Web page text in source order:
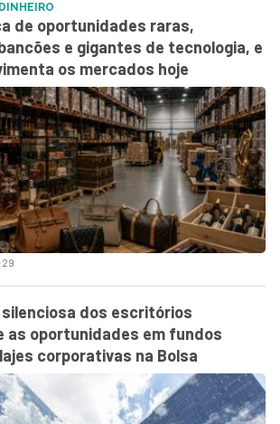
de oportunidades raras,
e gigantes de tecnologia, e
os mercados hoje
dos escritórios
as oportunidades em fundos
corporativas na Bolsa